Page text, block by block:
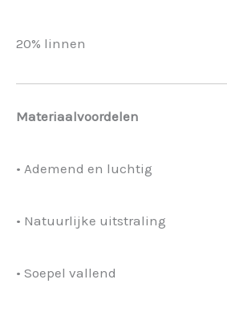
20% linnen
Materiaalvoordelen
• Ademend en luchtig
• Natuurlijke uitstraling
• Soepel vallend